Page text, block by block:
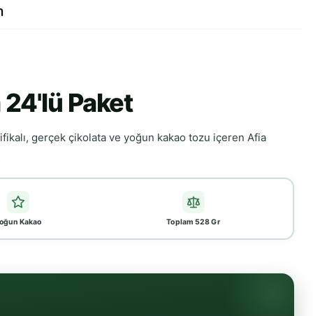
24'lü Paket
gerçek çikolata ve yoğun kakao tozu içeren Afia
Kakao Toplam 528 Gr